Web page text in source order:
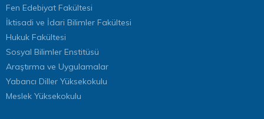
Fen Edebiyat Fakültesi
İktisadi ve İdari Bilimler Fakültesi
Hukuk Fakültesi
Sosyal Bilimler Enstitüsü
Araştırma ve Uygulamalar
Yabancı Diller Yüksekokulu
Meslek Yüksekokulu